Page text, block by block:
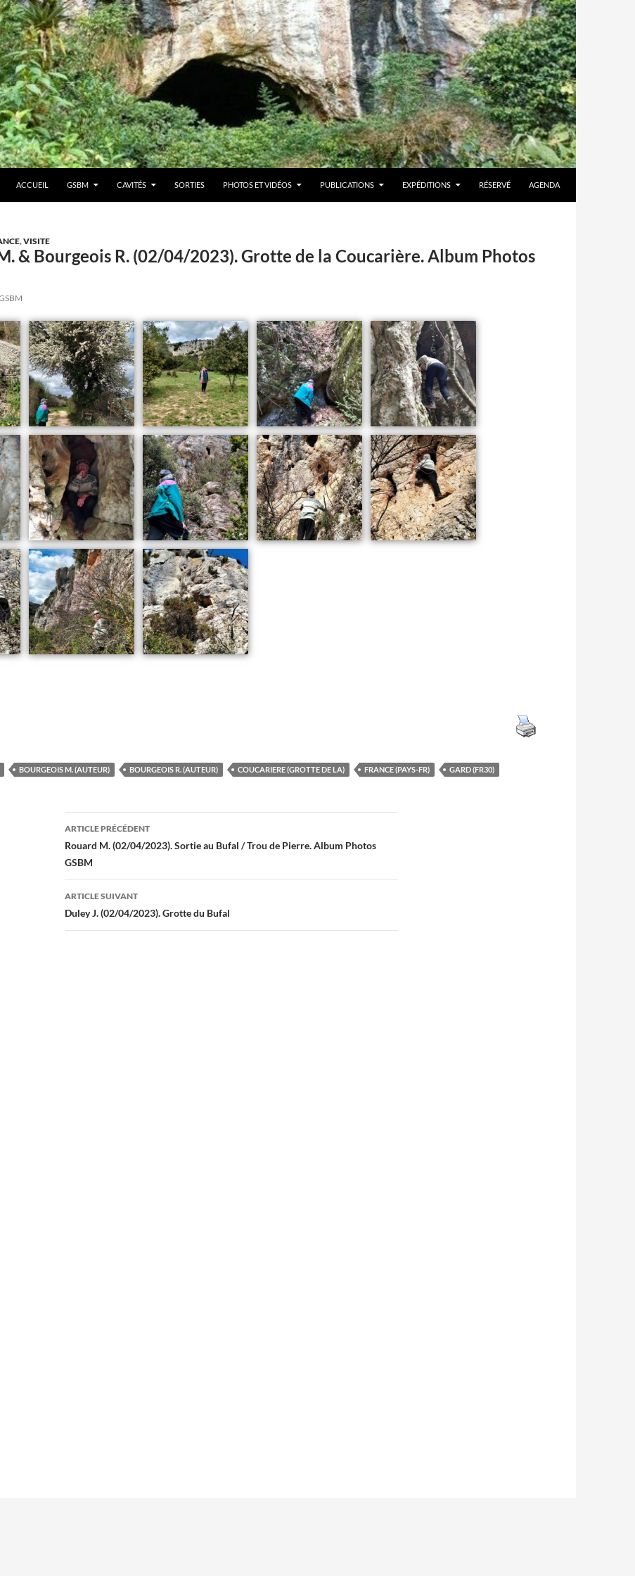
ACCUEIL GSBM CAVITÉS SORTIES PHOTOS ET VIDÉOS PUBLICATIONS EXPÉDITIONS RÉSERVÉ AGENDA
,VISITE
& Bourgeois R. (02/04/2023). Grotte de la Coucarière. Album Photos
BOURGEOIS M. (AUTEUR) BOURGEOIS R. (AUTEUR) COUCARIERE (GROTTE DE LA) FRANCE (PAYS-FR) GARD (FR30)
Navigation
des
articles
ARTICLE PRÉCÉDENT
Rouard M. (02/04/2023). Sortie au Bufal / Trou de Pierre. Album Photos
GSBM
ARTICLE SUIVANT
Duley J. (02/04/2023). Grotte du Bufal